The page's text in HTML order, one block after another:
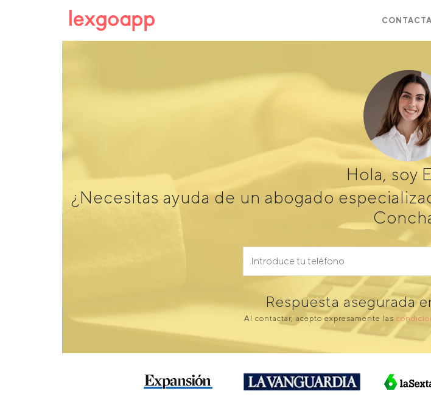
Hola, soy
¿Necesitas ayuda de un abogado
Respuesta asegurada
Al contactar, acepto expresamente las